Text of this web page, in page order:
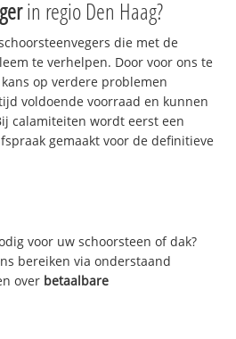
in regio Den Haag?
die met de
te verhelpen. Door voor ons te
op verdere problemen
voldoende voorraad en kunnen
calamiteiten wordt eerst een
gemaakt voor de definitieve
voor uw schoorsteen of dak?
bereiken via onderstaand
over betaalbare